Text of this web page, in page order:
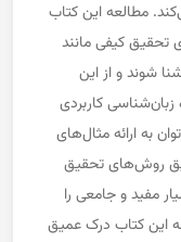
مطالعه این کتاب
تحقیق کیفی مانند
شوند و از این
کاربردی
به ارائه مثال‌های
روش‌های تحقیق
مفید و جامعی را
این کتاب درک عمیق